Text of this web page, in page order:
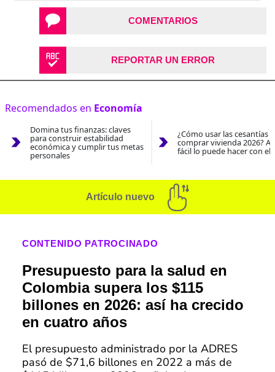
COMENTARIOS
REPORTAR UN ERROR
Recomendados en Economía
Domina tus finanzas: claves
para construir estabilidad
económica y cumplir tus metas
personales
¿Cómo usar las cesantías
comprar vivienda 2026?
fácil lo puede hacer con el
Artículo nuevo
CONTENIDO PATROCINADO
Presupuesto para la salud en
Colombia supera los $115
billones en 2026: así ha crecido
en cuatro años
El presupuesto administrado por la ADRES
pasó de $71,6 billones en 2022 a más de